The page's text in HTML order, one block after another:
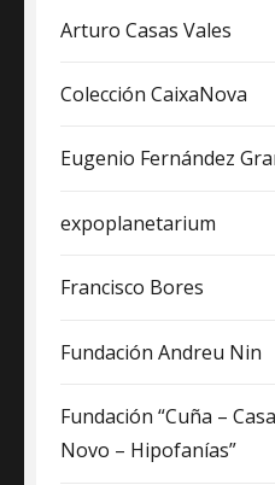
Arturo Casas Vales
Colección CaixaNova
Eugenio Fernández
expoplanetarium
Francisco Bores
Fundación Andreu Nin
Fundación “Cuña –
Novo – Hipofanías”